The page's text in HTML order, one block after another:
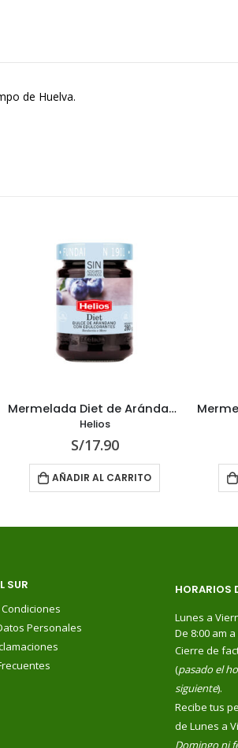
de Huelva.
Mermelada Diet de Arándano 280 g
Helios
S/17.90
AÑADIR AL CARRITO
SUR
Personales
HORARIOS
Lunes a
De 8:00 am a
Cierre de
(pasado el
siguiente).
Recibe tus
de Lunes a
Domingo ni